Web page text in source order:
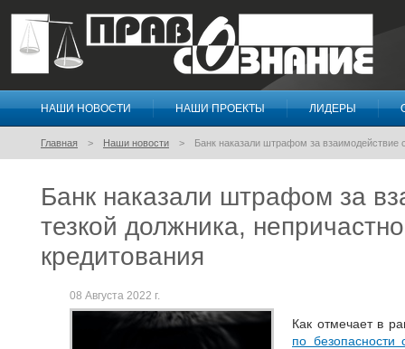
Правосознание
НАШИ НОВОСТИ НАШИ ПРОЕКТЫ ЛИДЕРЫ
Главная Наши новости Банк наказали штрафом за взаимодействие
Банк наказали штрафом за
тезкой должника,
кредитования
08 Августа 2022 г.
Как отмечает в
по